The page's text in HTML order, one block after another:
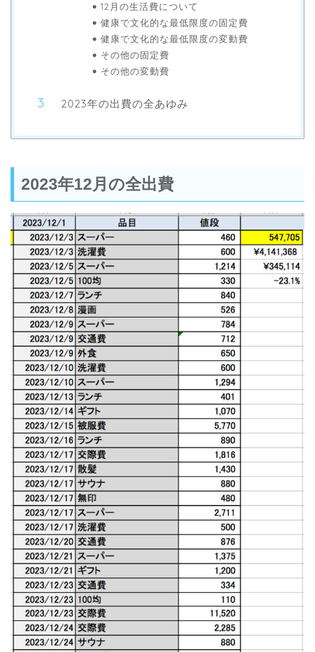
12月の生活費について
健康で文化的な最低限度の固定費
健康で文化的な最低限度の変動費
その他の固定費
その他の変動費
2023年の出費の全あゆみ
2023年12月の全出費